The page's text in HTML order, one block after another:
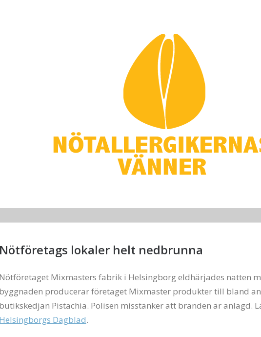
Nötföretags lokaler helt nedbrunna
Nötföretaget Mixmasters fabrik i Helsingborg eldhärjades natten
byggnaden producerar företaget Mixmaster produkter till bland
butikskedjan Pistachia. Polisen misstänker att branden är anlagd.
Helsingborgs Dagblad.